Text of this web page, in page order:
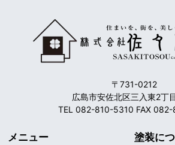
〒731-0212
広島市安佐北区三入東2丁
TEL 082-810-5310 FAX 082-
メニュー 塗装に